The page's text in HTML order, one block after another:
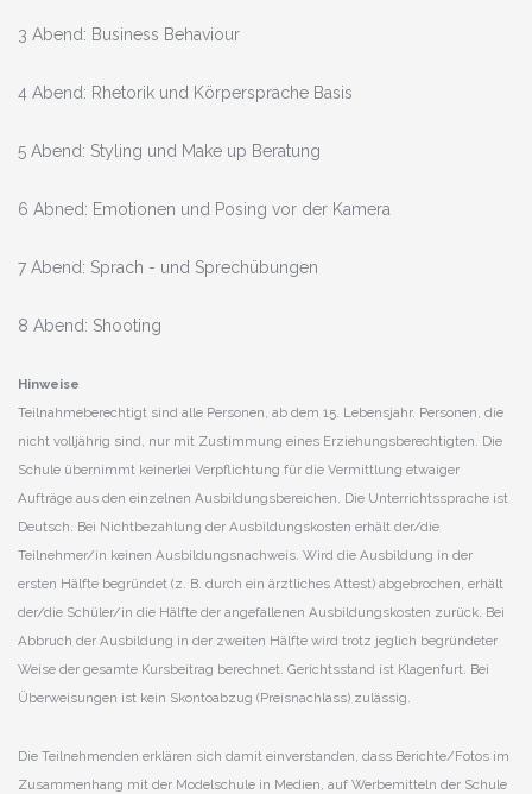
3 Abend: Business Behaviour
4 Abend: Rhetorik und Körpersprache Basis
5 Abend: Styling und Make up Beratung
6 Abned: Emotionen und Posing vor der Kamera
7 Abend: Sprach - und Sprechübungen
8 Abend: Shooting
Hinweise
Teilnahmeberechtigt sind alle Personen, ab dem 15. Lebensjahr. Personen, die
nicht volljährig sind, nur mit Zustimmung eines Erziehungsberechtigten. Die
Schule übernimmt keinerlei Verpflichtung für die Vermittlung etwaiger
Aufträge aus den einzelnen Ausbildungsbereichen. Die Unterrichtssprache ist
Deutsch. Bei Nichtbezahlung der Ausbildungskosten erhält der/die
Teilnehmer/in keinen Ausbildungsnachweis. Wird die Ausbildung in der
ersten Hälfte begründet (z. B. durch ein ärztliches Attest) abgebrochen, erhält
der/die Schüler/in die Hälfte der angefallenen Ausbildungskosten zurück. Bei
Abbruch der Ausbildung in der zweiten Hälfte wird trotz jeglich begründeter
Weise der gesamte Kursbeitrag berechnet. Gerichtsstand ist Klagenfurt. Bei
Überweisungen ist kein Skontoabzug (Preisnachlass) zulässig.
Die Teilnehmenden erklären sich damit einverstanden, dass Berichte/Fotos im
Zusammenhang mit der Modelschule in Medien, auf Werbemitteln der Schule